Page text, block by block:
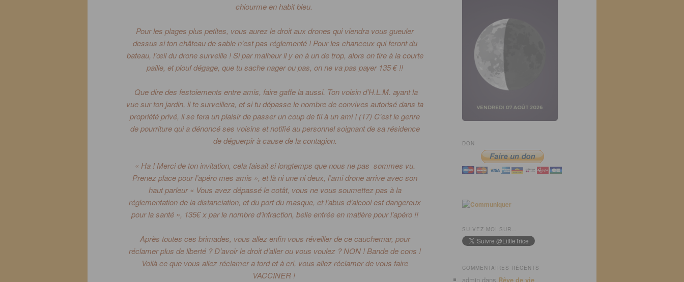
chiourme en habit bleu.
Pour les plages plus petites, vous aurez le droit aux drones qui viendra vous gueuler
dessus si ton château de sable n’est pas réglementé !Pour les chanceux qui feront du
bateau, l’œil du drone surveille !Si par malheur il y en à un de trop, alors on tire à la courte
paille, et plouf dégage, que tu sache nager ou pas, on ne va pas payer 135 € !!
Que dire des festoiements entre amis, faire gaffe la aussi. Ton voisin d’H.L.M. ayant la
vue sur ton jardin, il te surveillera, et si tudépassele nombre de convives autorisé dans ta
propriété privé, il se fera un plaisir de passer un coup de fil à un ami ! (17) C’est le genre
de pourriture qui a dénoncé ses voisins et notifié au personnel soignant de sa résidence
de déguerpir à cause de la contagion.
« Ha !Merci de ton invitation, cela faisait si longtemps que nous ne pas sommes vu.
Prenez place pour l’apéro mes amis », et là ni une ni deux, l’ami drone arrive avec son
haut parleur « Vous avez dépassé le cotât, vous ne vous soumettez pas à la
réglementation de la distanciation, et du port du masque, et l’abus d’alcool est dangereux
pour la santé », 135€ x par le nombre d’infraction, belle entrée en matière pour l’apéro !!
Après toutes ces brimades, vous allez enfin vous réveiller de ce cauchemar, pour
réclamer plus de liberté ?D’avoir le droit d’aller ou vous voulez ?NON !Bande de cons !
Voilà ce que vous allez réclamer a tord et à cri, vous allez réclamer de vous faire
VACCINER !
DON
SUIVEZ-MOI SUR…
COMMENTAIRES RÉCENTS
admin dans Rêve de vie